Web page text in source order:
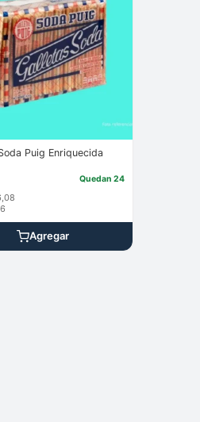
Puig Enriquecida
Quedan 24
Agregar